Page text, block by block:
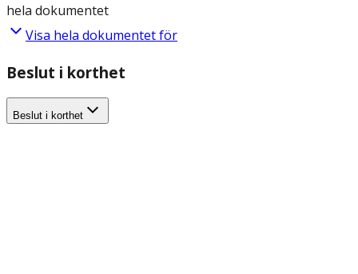
hela dokumentet
Visa hela dokumentet för
Beslut i korthet
Beslut i korthet